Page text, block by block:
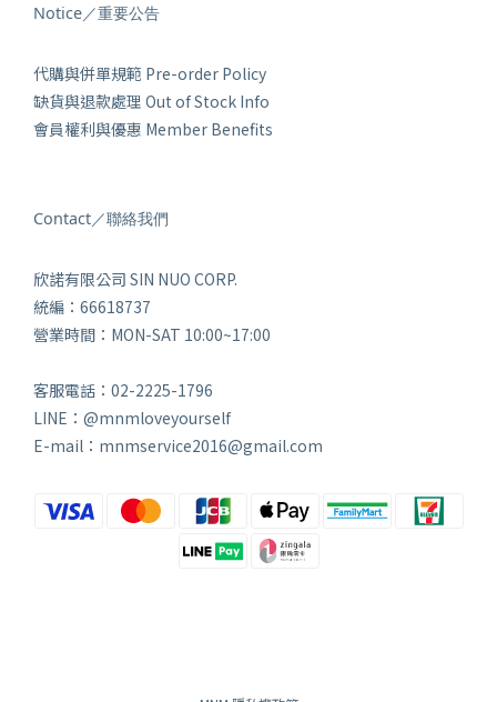
Notice／重要公告
代購與併單規範 Pre-order Policy
缺貨與退款處理 Out of Stock Info
會員權利與優惠 Member Benefits
Contact／聯絡我們
欣諾有限公司 SIN NUO CORP.
統編：66618737
營業時間：MON-SAT 10:00~17:00
客服電話：02-2225-1796
LINE：@mnmloveyourself
E-mail：mnmservice2016@gmail.com